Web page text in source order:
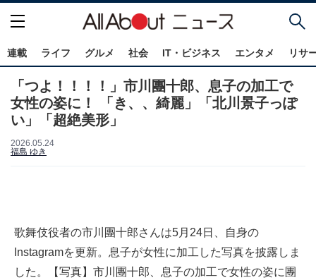
連載 ライフ グルメ 社会 IT・ビジネス エンタメ リサ
「つよ！！！！」市川團十郎、息子の加工で
女性の姿に！ 「き、、綺麗」「北川景子っぽ
い」「超絶美形」
2026.05.24
福島 ゆき
歌舞伎役者の市川團十郎さんは5月24日、自身の
Instagramを更新。息子が女性に加工した写真を披露しま
した。【写真】市川團十郎、息子の加工で女性の姿に團